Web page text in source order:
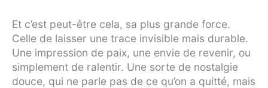
Et c’est peut-être cela, sa plus grande force.
Celle de laisser une trace invisible mais durable.
Une impression de paix, une envie de revenir, ou
simplement de ralentir. Une sorte de nostalgie
douce, qui ne parle pas de ce qu’on a quitté, mais